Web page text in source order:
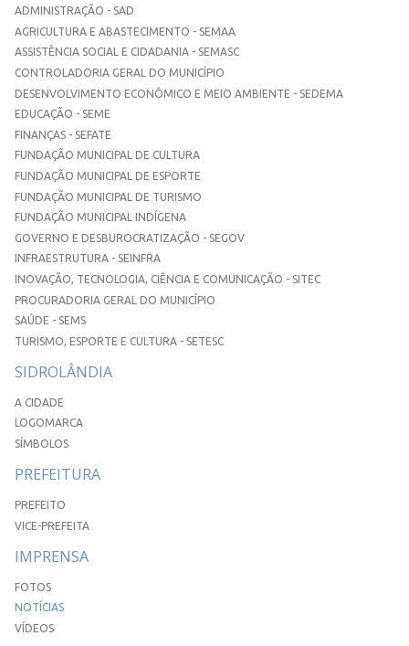
ADMINISTRAÇÃO - SAD
AGRICULTURA E ABASTECIMENTO - SEMAA
ASSISTÊNCIA SOCIAL E CIDADANIA - SEMASC
CONTROLADORIA GERAL DO MUNICÍPIO
DESENVOLVIMENTO ECONÔMICO E MEIO AMBIENTE - SEDEMA
EDUCAÇÃO - SEME
FINANÇAS - SEFATE
FUNDAÇÃO MUNICIPAL DE CULTURA
FUNDAÇÃO MUNICIPAL DE ESPORTE
FUNDAÇÃO MUNICIPAL DE TURISMO
FUNDAÇÃO MUNICIPAL INDÍGENA
GOVERNO E DESBUROCRATIZAÇÃO - SEGOV
INFRAESTRUTURA - SEINFRA
INOVAÇÃO, TECNOLOGIA, CIÊNCIA E COMUNICAÇÃO - SITEC
PROCURADORIA GERAL DO MUNICÍPIO
SAÚDE - SEMS
TURISMO, ESPORTE E CULTURA - SETESC
SIDROLÂNDIA
A CIDADE
LOGOMARCA
SÍMBOLOS
PREFEITURA
PREFEITO
VICE-PREFEITA
IMPRENSA
FOTOS
NOTÍCIAS
VÍDEOS